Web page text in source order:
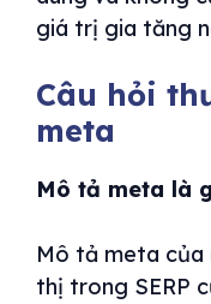
giá trị gia tăng
Câu hỏi
meta
Mô tả meta là
Mô tả meta của
thị trong SERP